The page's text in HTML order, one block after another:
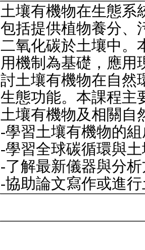
土壤有機物在生態系
包括提供植物養分、
二氧化碳於土壤中。
用機制為基礎，應用
討土壤有機物在自然
生態功能。本課程主
土壤有機物及相關自
-學習土壤有機物的
-學習全球碳循環與
-了解最新儀器與分
-協助論文寫作或進